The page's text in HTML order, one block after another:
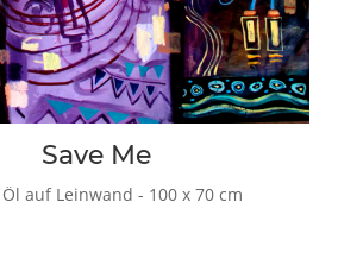
Save Me
auf Leinwand - 100 x 70 cm